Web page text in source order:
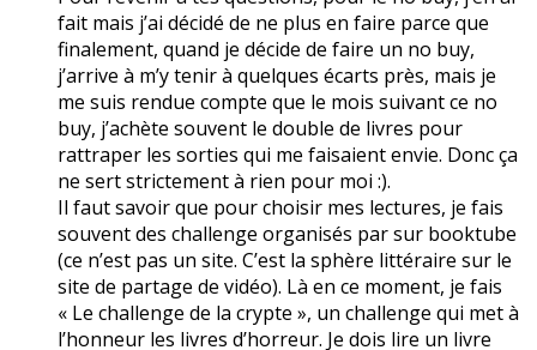
fait mais j’ai décidé de ne plus en faire parce que
finalement, quand je décide de faire un no buy,
j’arrive à m’y tenir à quelques écarts près, mais je
me suis rendue compte que le mois suivant ce no
buy, j’achète souvent le double de livres pour
rattraper les sorties qui me faisaient envie. Donc ça
ne sert strictement à rien pour moi :).
Il faut savoir que pour choisir mes lectures, je fais
souvent des challenge organisés par sur booktube
(ce n’est pas un site. C’est la sphère littéraire sur le
site de partage de vidéo). Là en ce moment, je fais
« Le challenge de la crypte », un challenge qui met à
l’honneur les livres d’horreur. Je dois lire un livre